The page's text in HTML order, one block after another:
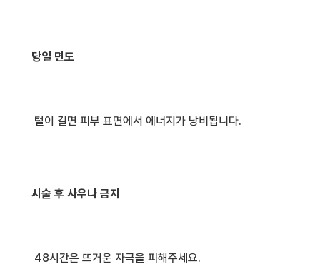
당일 면도
털이 길면 피부 표면에서 에너지가 낭비됩니다.
시술 후 사우나 금지
48시간은 뜨거운 자극을 피해주세요.